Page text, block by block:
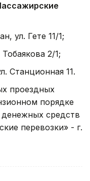
ул. Гете 11/1;
2/1;
Станционная 11.
проездных
порядке
средств
перевозки» - г.